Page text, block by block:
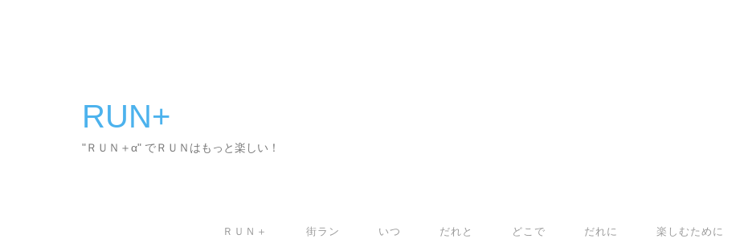
RUN+
"ＲＵＮ＋α" でＲＵＮはもっと楽しい！
ＲＵＮ＋ 街ラン いつ だれと どこで だれに 楽しむために